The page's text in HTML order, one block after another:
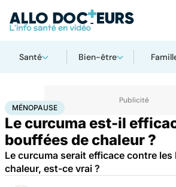
Santé Bien-être
AccueilBien-être
MÉNOPAUSE
Le curcuma est-il
bouffées de chaleur ?
Le curcuma serait efficace contre les
chaleur, est-ce vrai ?